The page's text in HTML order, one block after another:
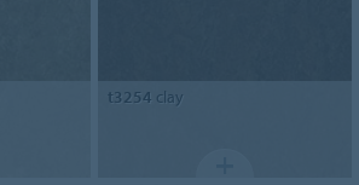
t3254 clay